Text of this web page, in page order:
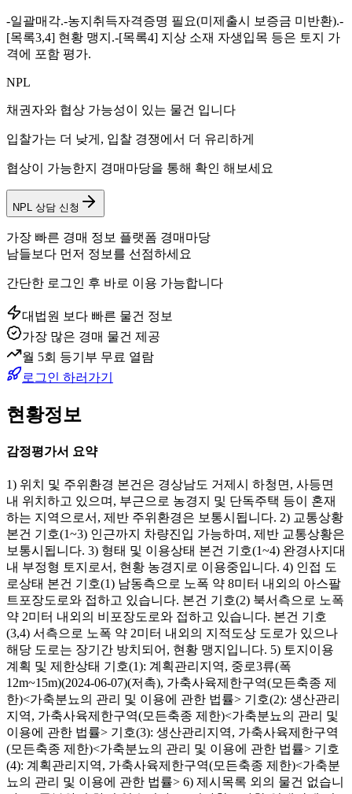
-일괄매각.-농지취득자격증명 필요(미제출시 보증금 미반환).-
[목록3,4] 현황 맹지.-[목록4] 지상 소재 자생입목 등은 토지 가
격에 포함 평가.
NPL
채권자와 협상 가능성이 있는 물건 입니다
입찰가는 더 낮게, 입찰 경쟁에서 더 유리하게
협상이 가능한지 경매마당을 통해 확인 해보세요
NPL 상담 신청
가장 빠른 경매 정보 플랫폼 경매마당
남들보다 먼저 정보를 선점하세요
간단한 로그인 후 바로 이용 가능합니다
대법원 보다 빠른 물건 정보
가장 많은 경매 물건 제공
월 5회 등기부 무료 열람
로그인 하러가기
현황정보
감정평가서 요약
1) 위치 및 주위환경 본건은 경상남도 거제시 하청면, 사등면
내 위치하고 있으며, 부근으로 농경지 및 단독주택 등이 혼재
하는 지역으로서, 제반 주위환경은 보통시됩니다. 2) 교통상황
본건 기호(1~3) 인근까지 차량진입 가능하며, 제반 교통상황은
보통시됩니다. 3) 형태 및 이용상태 본건 기호(1~4) 완경사지대
내 부정형 토지로서, 현황 농경지로 이용중입니다. 4) 인접 도
로상태 본건 기호(1) 남동측으로 노폭 약 8미터 내외의 아스팔
트포장도로와 접하고 있습니다. 본건 기호(2) 북서측으로 노폭
약 2미터 내외의 비포장도로와 접하고 있습니다. 본건 기호
(3,4) 서측으로 노폭 약 2미터 내외의 지적도상 도로가 있으나
해당 도로는 장기간 방치되어, 현황 맹지입니다. 5) 토지이용
계획 및 제한상태 기호(1): 계획관리지역, 중로3류(폭
12m~15m)(2024-06-07)(저촉), 가축사육제한구역(모든축종 제
한)<가축분뇨의 관리 및 이용에 관한 법률> 기호(2): 생산관리
지역, 가축사육제한구역(모든축종 제한)<가축분뇨의 관리 및
이용에 관한 법률> 기호(3): 생산관리지역, 가축사육제한구역
(모든축종 제한)<가축분뇨의 관리 및 이용에 관한 법률> 기호
(4): 계획관리지역, 가축사육제한구역(모든축종 제한)<가축분
뇨의 관리 및 이용에 관한 법률> 6) 제시목록 외의 물건 없습니